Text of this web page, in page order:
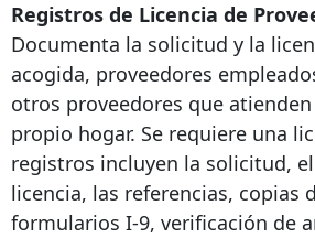
Registros de Licencia de
Documenta la solicitud y la
acogida, proveedores
otros proveedores que
propio hogar. Se requiere una
registros incluyen la solicitud,
licencia, las referencias, copias
formularios I-9, verificación de